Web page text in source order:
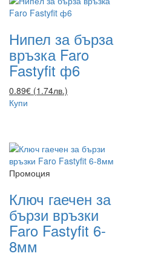
Нипел за бърза
връзка Faro
Fastyfit ф6
0.89€ (1.74лв.)
Купи
Промоция
Ключ гаечен за
бързи връзки
Faro Fastyfit 6-
8мм